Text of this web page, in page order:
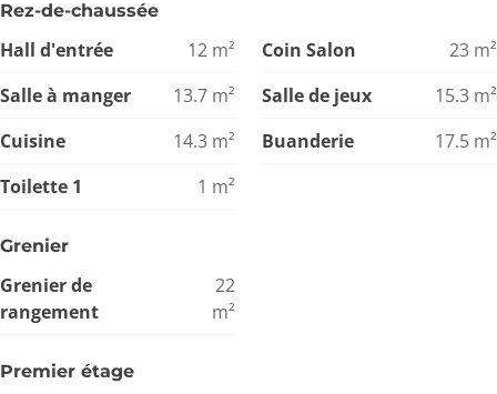
Rez-de-chaussée
Hall d'entrée 12 m² Coin Salon 23 m²
Salle à manger
13.7 m² Salle de jeux 15.3 m²
Cuisine
14.3 m² Buanderie 17.5 m²
Toilette 1
1 m²
Grenier
Grenier de
rangement
22
m²
Premier étage